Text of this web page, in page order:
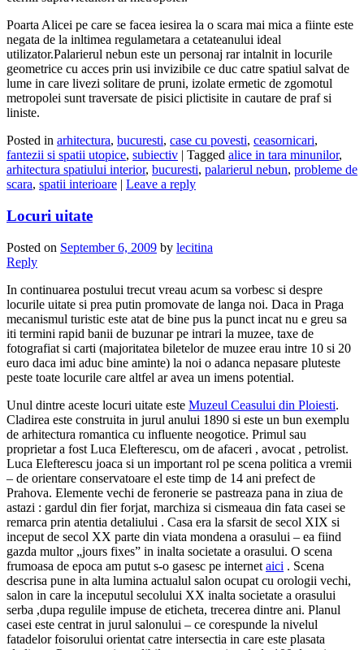
Poarta Alicei pe care se facea iesirea la o scara mai mica a fiinte este
negata de la inltimea regulametara a cetateanului ideal
utilizator.Palarierul nebun este un personaj rar intalnit in locurile
geometrice cu acces prin usi invizibile ce duc catre spatiul salvat de
lume in care livezi solitare de pruni, izolate ermetic de zgomotul
metropolei sunt traversate de pisici plictisite in cautare de praf si
liniste.
Posted in arhitectura, bucuresti, case cu povesti, ceasornicari,
fantezii si spatii utopice, subiectiv | Tagged alice in tara minunilor,
arhitectura spatiului interior, bucuresti, palarierul nebun, probleme de
scara, spatii interioare | Leave a reply
Locuri uitate
Posted on September 6, 2009 by lecitina
Reply
In continuarea postului trecut vreau acum sa vorbesc si despre
locurile uitate si prea putin promovate de langa noi. Daca in Praga
mecanismul turistic este atat de bine pus la punct incat nu e greu sa
iti termini rapid banii de buzunar pe intrari la muzee, taxe de
fotografiat si carti (majoritatea biletelor de muzee erau intre 10 si 20
euro daca imi aduc bine aminte) la noi o adanca nepasare pluteste
peste toate locurile care altfel ar avea un imens potential.
Unul dintre aceste locuri uitate este Muzeul Ceasului din Ploiesti.
Cladirea este construita in jurul anului 1890 si este un bun exemplu
de arhitectura romantica cu influente neogotice. Primul sau
proprietar a fost Luca Elefterescu, om de afaceri , avocat , petrolist.
Luca Elefterescu joaca si un important rol pe scena politica a vremii
– de orientare conservatoare el este timp de 14 ani prefect de
Prahova. Elemente vechi de feronerie se pastreaza pana in ziua de
astazi : gardul din fier forjat, marchiza si cismeaua din fata casei se
remarca prin atentia detaliului . Casa era la sfarsit de secol XIX si
inceput de secol XX parte din viata mondena a orasului – ea fiind
gazda multor „jours fixes” in inalta societate a orasului. O scena
frumoasa de epoca am putut s-o gasesc pe internet aici . Scena
descrisa pune in alta lumina actualul salon ocupat cu orologii vechi,
salon in care la inceputul secolului XX inalta societate a orasului
serba ,dupa regulile impuse de eticheta, trecerea dintre ani. Planul
casei este centrat in jurul salonului – ce corespunde la nivelul
fatadelor foisorului orientat catre intersectia in care este plasata